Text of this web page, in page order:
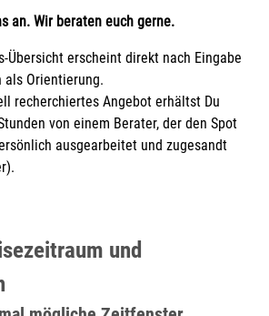
an. Wir beraten euch gerne.
Übersicht erscheint direkt nach Eingabe
als Orientierung.
recherchiertes Angebot erhältst Du
von einem Berater, der den Spot
ausgearbeitet und zugesandt
und